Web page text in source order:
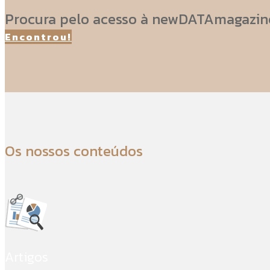
Procura pelo acesso à
Encontrou!
Os nossos conteúdos